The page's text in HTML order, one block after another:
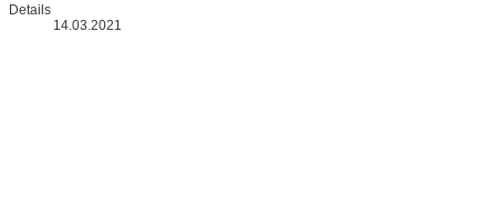
Details
14.03.2021